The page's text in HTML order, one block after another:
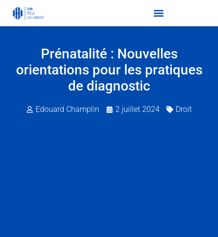
Prénatalité : Nouvelles
orientations pour les pratiques
de diagnostic
Edouard Champlin 2 juillet 2024 Droit